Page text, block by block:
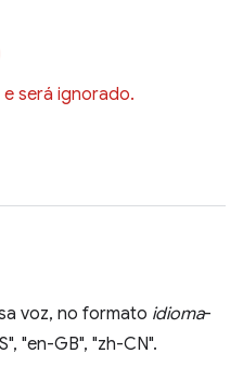
será ignorado.
voz, no formato idioma-
"en-GB", "zh-CN".